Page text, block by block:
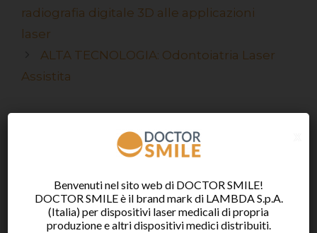
radiografia digitale 3D alle applicazioni
laser
ALTA TECNOLOGIA: Odontoiatria Laser
Assistita
Tutti
Prodotti
Benvenuti nel sito web di DOCTOR SMILE!
DOCTOR SMILE è il brand mark di LAMBDA S.p.A.
(Italia) per dispositivi laser medicali di propria
produzione e altri dispositivi medici distribuiti.